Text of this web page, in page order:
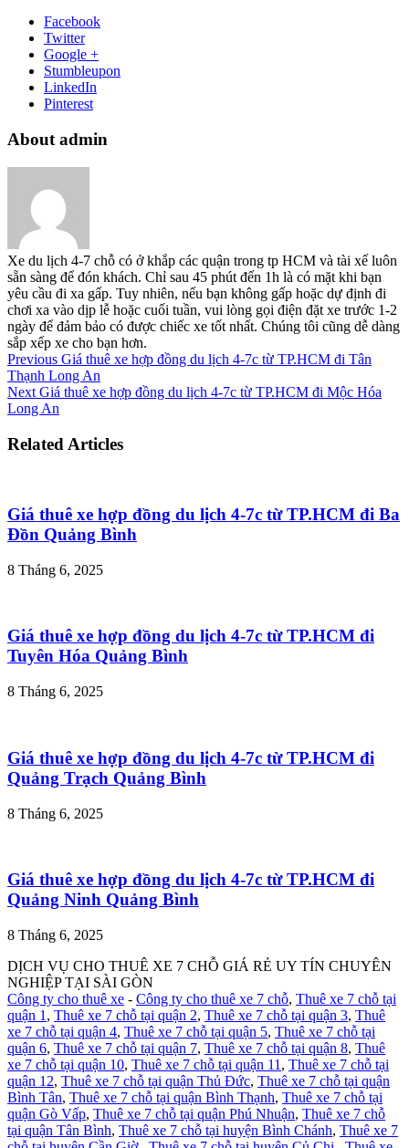
Facebook
Twitter
Google +
Stumbleupon
LinkedIn
Pinterest
About admin
Xe du lịch 4-7 chỗ có ở khắp các quận trong tp HCM và tài xế luôn
sẵn sàng để đón khách. Chỉ sau 45 phút đến 1h là có mặt khi bạn
yêu cầu đi xa gấp. Tuy nhiên, nếu bạn không gấp hoặc dự định đi
chơi xa vào dịp lễ hoặc cuối tuần, vui lòng gọi điện đặt xe trước 1-2
ngày để đảm bảo có được chiếc xe tốt nhất. Chúng tôi cũng dễ dàng
sắp xếp xe cho bạn hơn.
Previous Giá thuê xe hợp đồng du lịch 4-7c từ TP.HCM đi Tân
Thạnh Long An
Next Giá thuê xe hợp đồng du lịch 4-7c từ TP.HCM đi Mộc Hóa
Long An
Related Articles
Giá thuê xe hợp đồng du lịch 4-7c từ TP.HCM đi Ba
Đồn Quảng Bình
8 Tháng 6, 2025
Giá thuê xe hợp đồng du lịch 4-7c từ TP.HCM đi
Tuyên Hóa Quảng Bình
8 Tháng 6, 2025
Giá thuê xe hợp đồng du lịch 4-7c từ TP.HCM đi
Quảng Trạch Quảng Bình
8 Tháng 6, 2025
Giá thuê xe hợp đồng du lịch 4-7c từ TP.HCM đi
Quảng Ninh Quảng Bình
8 Tháng 6, 2025
DỊCH VỤ CHO THUÊ XE 7 CHỖ GIÁ RẺ UY TÍN CHUYÊN
NGHIỆP TẠI SÀI GÒN
Công ty cho thuê xe - Công ty cho thuê xe 7 chỗ, Thuê xe 7 chỗ tại
quận 1 , Thuê xe 7 chỗ tại quận 2, Thuê xe 7 chỗ tại quận 3, Thuê
xe 7 chỗ tại quận 4, Thuê xe 7 chỗ tại quận 5, Thuê xe 7 chỗ tại
quận 6, Thuê xe 7 chỗ tại quận 7, Thuê xe 7 chỗ tại quận 8, Thuê
xe 7 chỗ tại quận 10, Thuê xe 7 chỗ tại quận 11 , Thuê xe 7 chỗ tại
quận 12, Thuê xe 7 chỗ tại quận Thủ Đức, Thuê xe 7 chỗ tại quận
Bình Tân, Thuê xe 7 chỗ tại quận Bình Thạnh, Thuê xe 7 chỗ tại
quận Gò Vấp, Thuê xe 7 chỗ tại quận Phú Nhuận, Thuê xe 7 chỗ
tại quận Tân Bình, Thuê xe 7 chỗ tại huyện Bình Chánh, Thuê xe 7